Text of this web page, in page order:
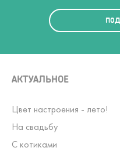
АКТУАЛЬНОЕ
Цвет настроения - лето!
На свадьбу
С котиками